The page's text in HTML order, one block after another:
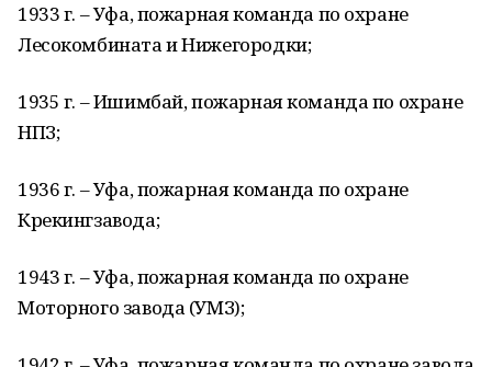
1933 г. – Уфа, пожарная команда по охране
Лесокомбината и Нижегородки;
1935 г. – Ишимбай, пожарная команда по охране
НПЗ;
1936 г. – Уфа, пожарная команда по охране
Крекингзавода;
1943 г. – Уфа, пожарная команда по охране
Моторного завода (УМЗ);